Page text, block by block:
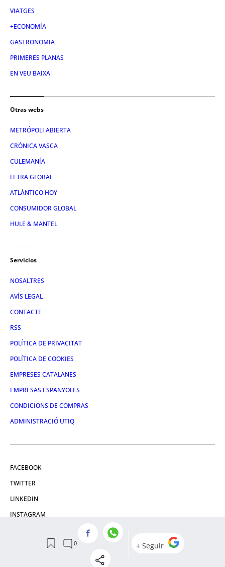
VIATGES
+ECONOMÍA
GASTRONOMIA
PRIMERES PLANAS
EN VEU BAIXA
Otras webs
METRÓPOLI ABIERTA
CRÓNICA VASCA
CULEMANÍA
LETRA GLOBAL
ATLÁNTICO HOY
CONSUMIDOR GLOBAL
HULE & MANTEL
Servicios
NOSALTRES
AVÍS LEGAL
CONTACTE
RSS
POLÍTICA DE PRIVACITAT
POLÍTICA DE COOKIES
EMPRESES CATALANES
EMPRESAS ESPANYOLES
CONDICIONS DE COMPRAS
ADMINISTRACIÓ UTIQ
FACEBOOK
TWITTER
LINKEDIN
INSTAGRAM
© 2026 Crónica Global Media, SL